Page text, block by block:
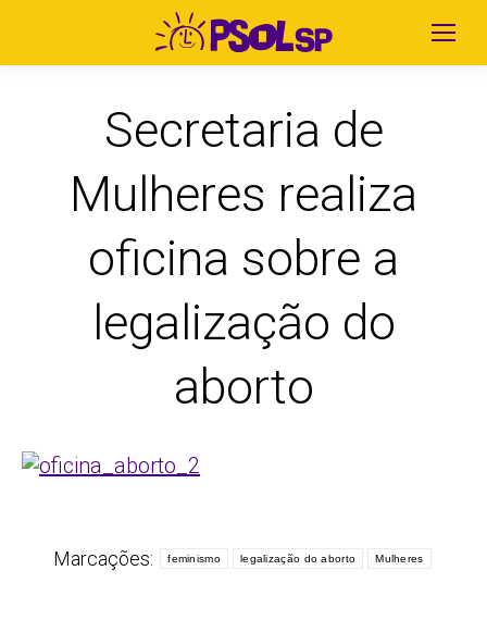
Secretaria de
Mulheres realiza
oficina sobre a
legalização do
aborto
Marcações: feminismo legalização do aborto Mulheres